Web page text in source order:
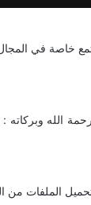
خاصة في
الله
الملفات من